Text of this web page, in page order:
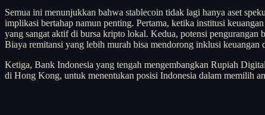
Semua ini menunjukkan bahwa stablecoin tidak lagi hanya aset
implikasi bertahap namun penting. Pertama, ketika institusi
yang sangat aktif di bursa kripto lokal. Kedua, potensi pengurangan
Biaya remitansi yang lebih murah bisa mendorong inklusi keuangan
Ketiga, Bank Indonesia yang tengah mengembangkan Rupiah
di Hong Kong, untuk menentukan posisi Indonesia dalam memilih